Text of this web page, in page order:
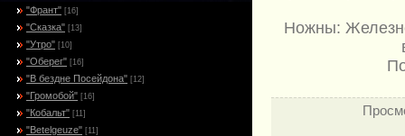
"Франт" [16]
"Сказка" [13]
"Утро" [10]
"Оберег" [16]
"В бездне Посейдона" [12]
"Громобой" [16]
"Кобальт" [11]
"Betelgeuze" [11]
Ножны: